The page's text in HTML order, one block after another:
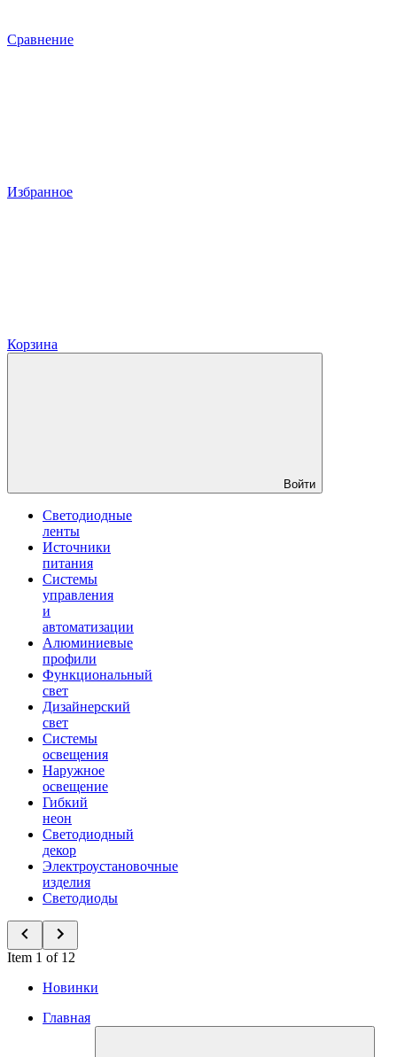
Сравнение
Избранное
Корзина
Войти
Светодиодные
ленты
Источники
питания
Системы
управления
и
автоматизации
Алюминиевые
профили
Функциональный
свет
Дизайнерский
свет
Системы
освещения
Наружное
освещение
Гибкий
неон
Светодиодный
декор
Электроустановочные
изделия
Светодиоды
Item 1 of 12
Новинки
Главная